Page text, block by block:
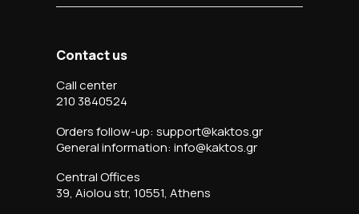
Contact us
Call center
210 3840524
Orders follow-up: support@kaktos.gr
General information: info@kaktos.gr
Central Offices
39, Aiolou str, 10551, Athens